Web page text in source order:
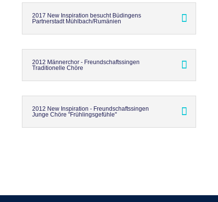
2017 New Inspiration besucht Büdingens
Partnerstadt Mühlbach/Rumänien
2012 Männerchor - Freundschaftssingen
Traditionelle Chöre
2012 New Inspiration - Freundschaftssingen
Junge Chöre "Frühlingsgefühle"